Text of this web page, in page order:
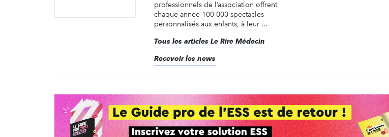
professionnels de l’association offrent
chaque année 100 000 spectacles
personnalisés aux enfants, à leur ...
Tous les articles Le Rire Médecin
Recevoir les news